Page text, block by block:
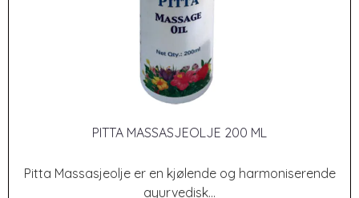
PITTA MASSASJEOLJE 200 ML
Pitta Massasjeolje er en kjølende og harmoniserende
ayurvedisk...